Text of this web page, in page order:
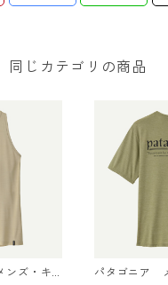
同じカテゴリの商品
ンズ・キ
パタゴニア